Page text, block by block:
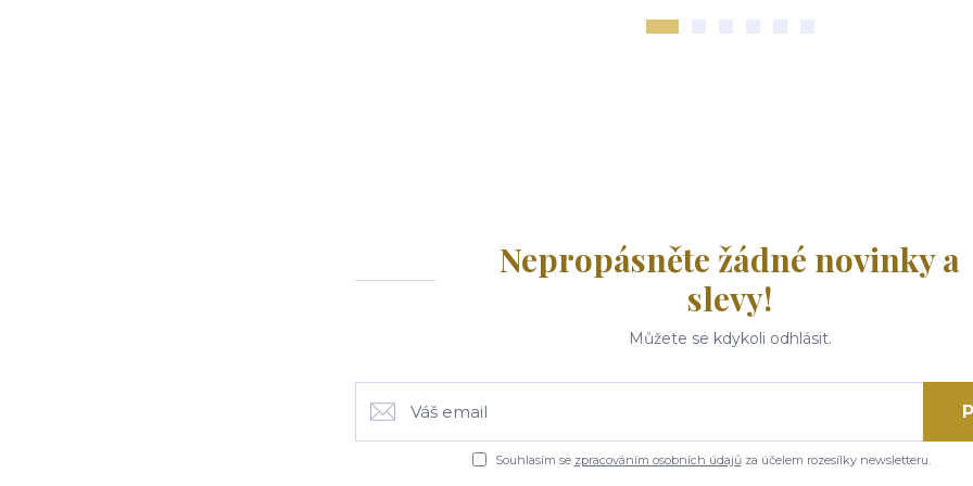
Nepropásněte žádné novinky a
slevy!
Můžete se kdykoli odhlásit.
Souhlasím se zpracováním osobních údajůza účelem rozesílky newsletteru.